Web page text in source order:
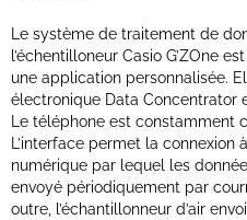
Le système de traitement de
l’échentilloneur Casio G’ZOne
une application personnalisée.
électronique Data Concentrator
Le téléphone est constamment
L’interface permet la
numérique par lequel les
envoyé périodiquement par
outre, l’échantillonneur d’air